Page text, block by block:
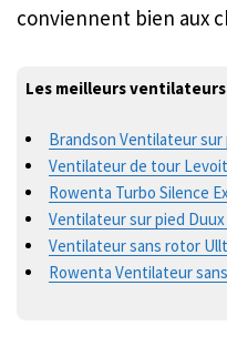
conviennent bien aux
Les meilleurs
Brandson Ventilateur sur
Ventilateur de tour Levoit
Rowenta Turbo Silence
Ventilateur sur pied Duux
Ventilateur sans rotor
Rowenta Ventilateur